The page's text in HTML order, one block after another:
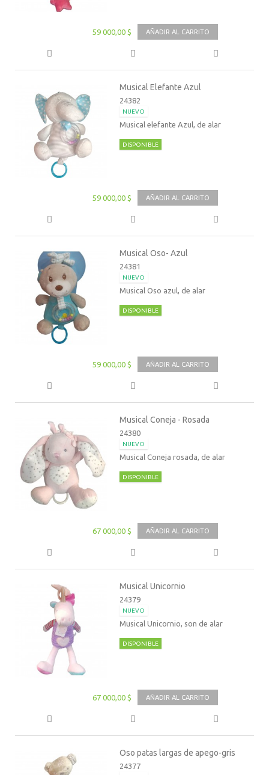
59 000,00 $ AÑADIR AL CARRITO
Musical Elefante Azul
24382
NUEVO
Musical elefante Azul, de alar
DISPONIBLE
59 000,00 $ AÑADIR AL CARRITO
Musical Oso- Azul
24381
NUEVO
Musical Oso azul, de alar
DISPONIBLE
59 000,00 $ AÑADIR AL CARRITO
Musical Coneja - Rosada
24380
NUEVO
Musical Coneja rosada, de alar
DISPONIBLE
67 000,00 $ AÑADIR AL CARRITO
Musical Unicornio
24379
NUEVO
Musical Unicornio, son de alar
DISPONIBLE
67 000,00 $ AÑADIR AL CARRITO
Oso patas largas de apego-gris
24377